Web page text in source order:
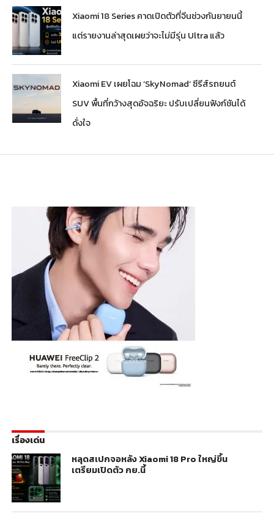
Xiaomi 18 Series คาดเปิดตัวที่จีนช่วงกันยายนนี้
แต่รายงานล่าสุดเผยว่าจะไม่มีรุ่น Ultra แล้ว
Xiaomi EV เผยโฉม ‘SkyNomad’ ซีรีส์รถยนต์
SUV พื้นที่กว้างสุดอัจฉริยะ ปรับเปลี่ยนฟังก์ชันได้
ดั่งใจ
เรื่องเด่น
หลุดสเปกจอหลัง Xiaomi 18 Pro ใหญ่ขึ้น
เตรียมเปิดตัว กย.นี้